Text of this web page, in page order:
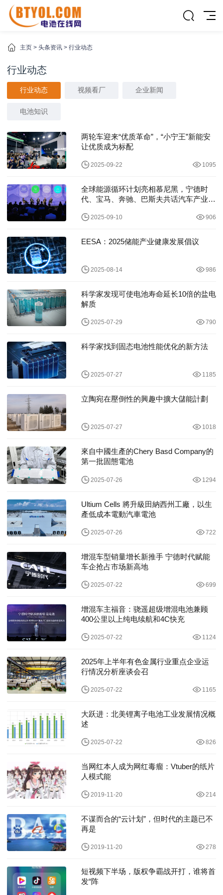
主页 > 头条资讯 > 行业动态
行业动态
行业动态 视频看厂 企业新闻
电池知识
两轮车迎来“优质革命”，“小宁王”新能安
让优质成为标配
2025-09-22 1095
全球能源循环计划亮相慕尼黑，宁德时
代、宝马、奔驰、巴斯夫共话汽车产业绿
2025-09-10 906
EESA：2025储能产业健康发展倡议
2025-08-14 986
科学家发现可使电池寿命延长10倍的盐电
解质
2025-07-29 790
科学家找到固态电池性能优化的新方法
2025-07-27 1185
立陶宛在壓倒性的興趣中擴大儲能計劃
2025-07-27 1018
來自中國生產的Chery Basd Company的
第一批固態電池
2025-07-26 1294
Ultium Cells 將升級田納西州工廠，以生
產低成本電動汽車電池
2025-07-26 722
增混车型销量增长新推手 宁德时代赋能
车企抢占市场新高地
2025-07-22 699
增混车主福音：骁遥超级增混电池兼顾
400公里以上纯电续航和4C快充
2025-07-22 1124
2025年上半年有色金属行业重点企业运
行情况分析座谈会召
2025-07-22 1165
大跃进：北美锂离子电池工业发展情况概
述
2025-07-22 826
当网红本人成为网红毒瘤：Vtuber的纸片
人模式能
2019-11-20 214
不谋而合的“云计划”，但时代的主题已不
再是
2019-11-20 278
短视频下半场，版权争霸战开打，谁将首
发“阵